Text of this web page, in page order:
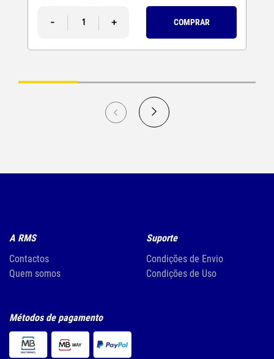
- + COMPRAR
A RMS
Contactos
Quem somos
Suporte
Condições de Envio
Condições de Uso
Métodos de pagamento